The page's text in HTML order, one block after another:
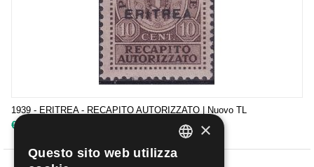
1939 - ERITREA - RECAPITO AUTORIZZATO | Nuovo TL
€
ITALIAN
×
Questo sito web utilizza